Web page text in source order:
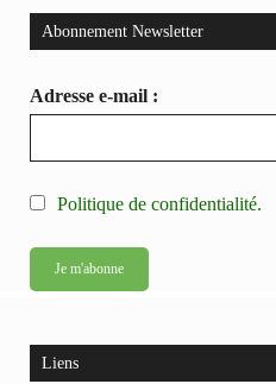
Abonnement Newsletter
Adresse e-mail :
Politique de confidentialité.
Liens